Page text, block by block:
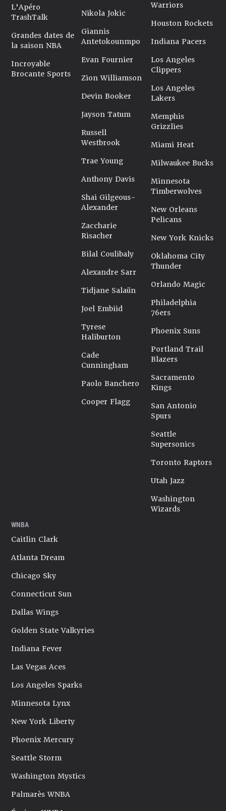
L'Apéro
TrashTalk
Grandes dates de
la saison NBA
Incroyable
Brocante Sports
Nikola Jokic
Giannis
Antetokounmpo
Evan Fournier
Zion Williamson
Devin Booker
Jayson Tatum
Russell
Westbrook
Trae Young
Anthony Davis
Shai Gilgeous-
Alexander
Zaccharie
Risacher
Bilal Coulibaly
Alexandre Sarr
Tidjane Salaün
Joel Embiid
Tyrese
Haliburton
Cade
Cunningham
Paolo Banchero
Cooper Flagg
Warriors
Houston Rockets
Indiana Pacers
Los Angeles
Clippers
Los Angeles
Lakers
Memphis
Grizzlies
Miami Heat
Milwaukee Bucks
Minnesota
Timberwolves
New Orleans
Pelicans
New York Knicks
Oklahoma City
Thunder
Orlando Magic
Philadelphia
76ers
Phoenix Suns
Portland Trail
Blazers
Sacramento
Kings
San Antonio
Spurs
Seattle
Supersonics
Toronto Raptors
Utah Jazz
Washington
Wizards
WNBA
Caitlin Clark
Atlanta Dream
Chicago Sky
Connecticut Sun
Dallas Wings
Golden State Valkyries
Indiana Fever
Las Vegas Aces
Los Angeles Sparks
Minnesota Lynx
New York Liberty
Phoenix Mercury
Seattle Storm
Washington Mystics
Palmarès WNBA